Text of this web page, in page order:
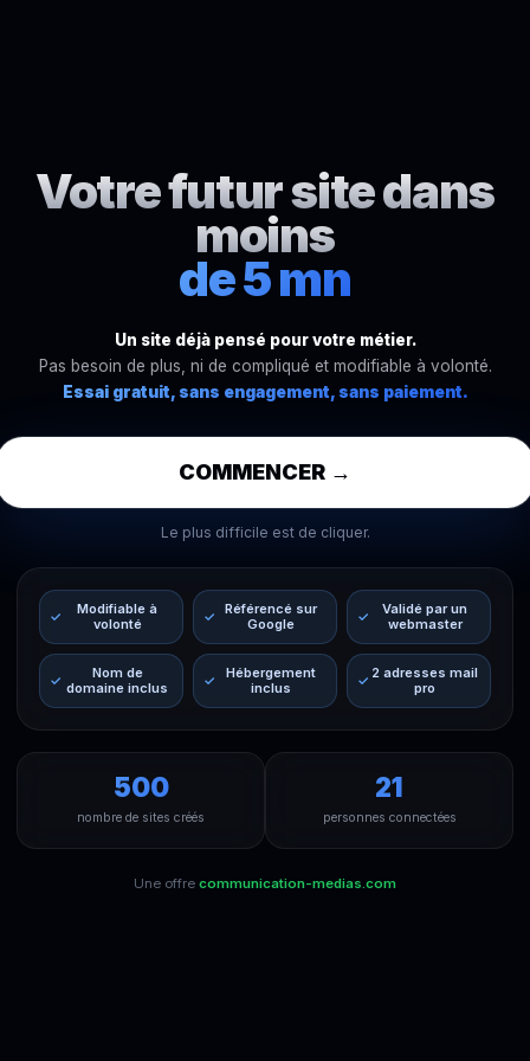
Votre futur site dans
moins
de 5 mn
Un site déjà pensé pour votre métier.
Pas besoin de plus, ni de compliqué et modifiable à volonté.
Essai gratuit, sans engagement, sans paiement.
COMMENCER →
Le plus difficile est de cliquer.
Modifiable à
volonté
Référencé sur
Google
Validé par un
webmaster
Nom de
domaine inclus
Hébergement
inclus
2 adresses mail
pro
500
nombre de sites créés
21
personnes connectées
Une offre communication-medias.com